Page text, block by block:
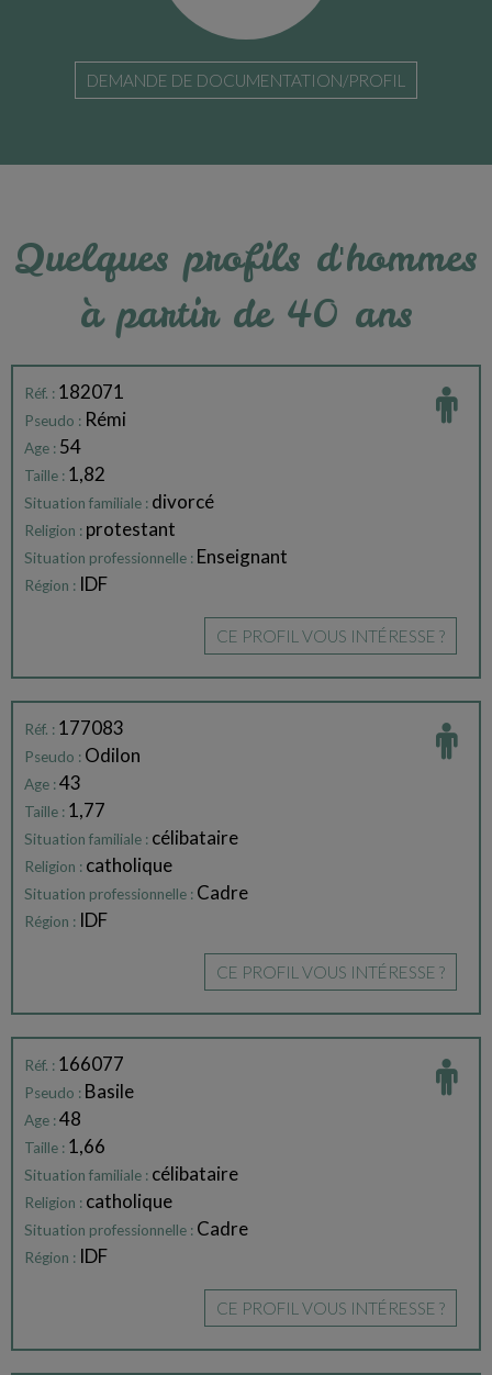
DEMANDE DE DOCUMENTATION/PROFIL
Quelques profils d'hommes
à partir de 40 ans
Réf. : 182071
Pseudo : Rémi
Age : 54
Taille : 1,82
Situation familiale : divorcé
Religion : protestant
Situation professionnelle : Enseignant
Région : IDF
CE PROFIL VOUS INTÉRESSE ?
Réf. : 177083
Pseudo : Odilon
Age :43
Taille : 1,77
Situation familiale : célibataire
Religion : catholique
Situation professionnelle : Cadre
Région : IDF
CE PROFIL VOUS INTÉRESSE ?
Réf. : 166077
Pseudo : Basile
Age :48
Taille : 1,66
Situation familiale : célibataire
Religion : catholique
Situation professionnelle : Cadre
Région : IDF
CE PROFIL VOUS INTÉRESSE ?